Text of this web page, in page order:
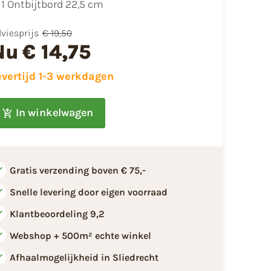
1 Ontbijtbord 22,5 cm
€ 19,50
€ 14,75
1-3 werkdagen
In winkelwagen
Gratis verzending boven € 75,-
Snelle levering door eigen voorraad
Klantbeoordeling 9,2
Webshop + 500m² echte winkel
Afhaalmogelijkheid in Sliedrecht